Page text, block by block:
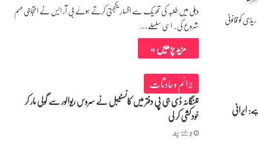
دہلی میں طلبہ کی تحریک سے اظہارِ یکجہتی کرتے ہوئے بی آر ایس نے احتجاجی مہم
شروع کی۔ اسی سلسلے…
مزید پڑھیں »
کو قانونی
جرائم و حادثات
تلنگانہ ڈی جی پی دفتر میں کانسٹیبل نے سروس ریوالور سے گولی مار کر
خودکشی کر لی
2 ہفتے پہلے
ایرانی